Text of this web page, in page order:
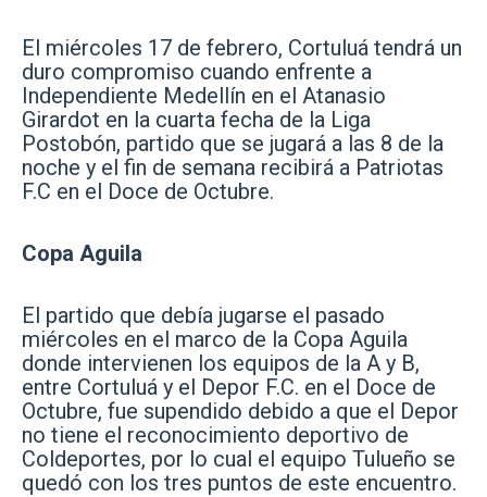
El miércoles 17 de febrero, Cortuluá tendrá un
duro compromiso cuando enfrente a
Independiente Medellín en el Atanasio
Girardot en la cuarta fecha de la Liga
Postobón, partido que se jugará a las 8 de la
noche y el fin de semana recibirá a Patriotas
F.C en el Doce de Octubre.
Copa Aguila
El partido que debía jugarse el pasado
miércoles en el marco de la Copa Aguila
donde intervienen los equipos de la A y B,
entre Cortuluá y el Depor F.C. en el Doce de
Octubre, fue supendido debido a que el Depor
no tiene el reconocimiento deportivo de
Coldeportes, por lo cual el equipo Tulueño se
quedó con los tres puntos de este encuentro.